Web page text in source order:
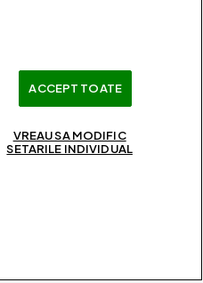
ACCEPT TOATE
VREAU SA MODIFIC
SETARILE INDIVIDUAL